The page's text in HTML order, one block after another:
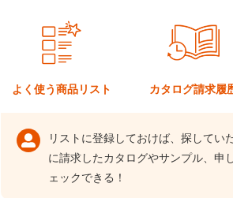
よく使う商品リスト カタログ請求履
リストに登録しておけば、探してい
に請求したカタログやサンプル、申
ェックできる！